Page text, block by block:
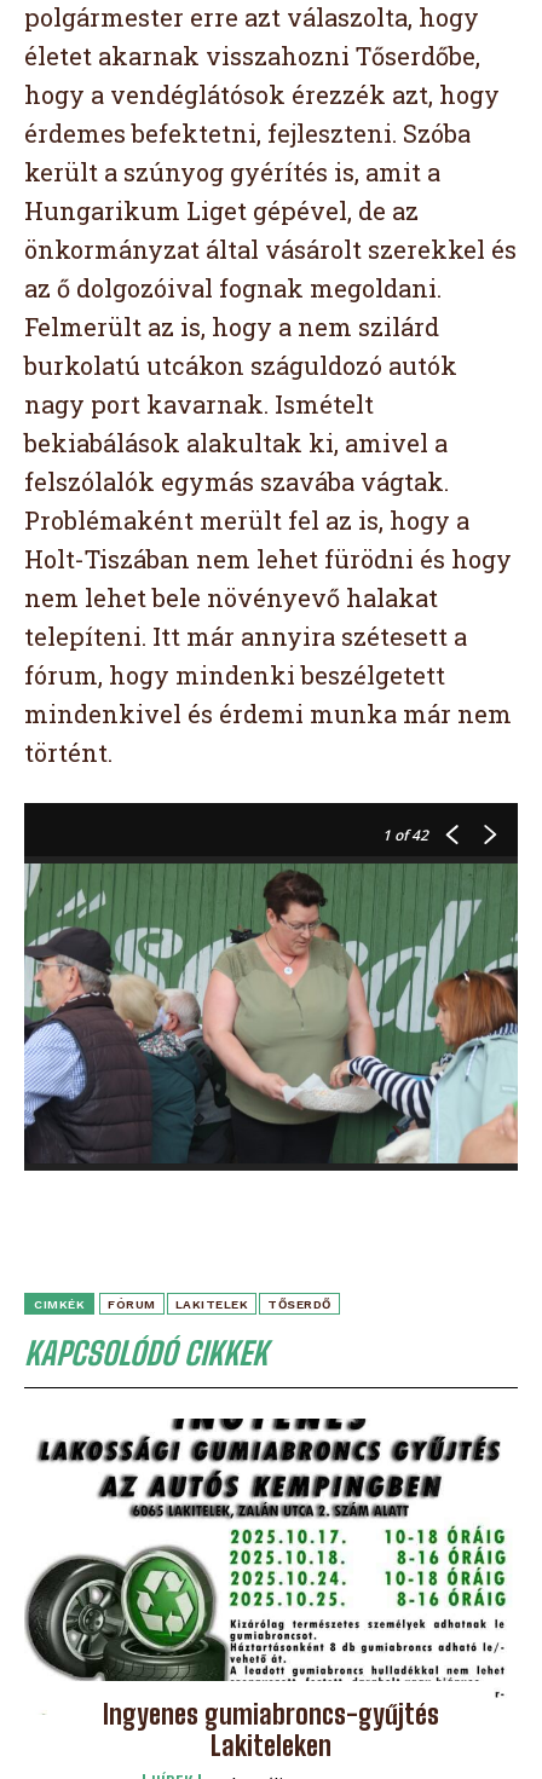
polgármester erre azt válaszolta, hogy
életet akarnak visszahozni Tőserdőbe,
hogy a vendéglátósok érezzék azt, hogy
érdemes befektetni, fejleszteni. Szóba
került a szúnyog gyérítés is, amit a
Hungarikum Liget gépével, de az
önkormányzat által vásárolt szerekkel és
az ő dolgozóival fognak megoldani.
Felmerült az is, hogy a nem szilárd
burkolatú utcákon száguldozó autók
nagy port kavarnak. Ismételt
bekiabálások alakultak ki, amivel a
felszólalók egymás szavába vágtak.
Problémaként merült fel az is, hogy a
Holt-Tiszában nem lehet fürödni és hogy
nem lehet bele növényevő halakat
telepíteni. Itt már annyira szétesett a
fórum, hogy mindenki beszélgetett
mindenkivel és érdemi munka már nem
történt.
1 of 42
CIMKÉK FÓRUM LAKITELEK TŐSERDŐ
KAPCSOLÓDÓ CIKKEK
Ingyenes gumiabroncs-gyűjtés
Lakiteleken